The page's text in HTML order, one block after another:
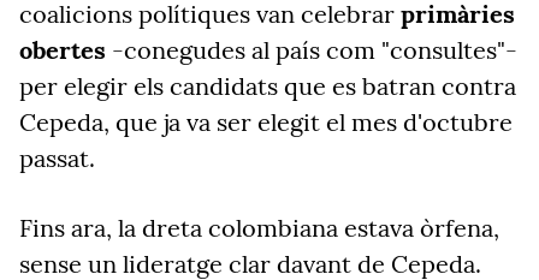
coalicions polítiques van celebrar primàries
obertes -conegudes al país com "consultes"-
per elegir els candidats que es batran contra
Cepeda, que ja va ser elegit el mes d'octubre
passat.
Fins ara, la dreta colombiana estava òrfena,
sense un lideratge clar davant de Cepeda.